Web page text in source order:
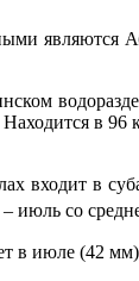
являются
в 96
входит в
со
в июле (42